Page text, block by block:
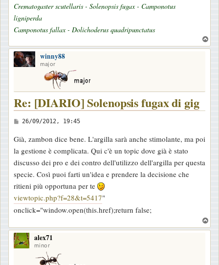
Crematogaster scutellaris - Solenopsis fugax - Camponotus
ligniperda
Camponotus fallax - Dolichoderus quadripunctatus
o
winny88
major
Re: [DIARIO] Solenopsis fugax di gig
M
s
s
a
g
g
i
o
26/09/2012, 19:45
Già, zambon dice bene. L'argilla sarà anche stimolante, ma poi
la gestione è complicata. Qui c'è un topic dove già è stato
discusso dei pro e dei contro dell'utilizzo dell'argilla per questa
specie. Così puoi farti un'idea e prendere la decisione che
ritieni più opportuna per te
viewtopic.php?f=28&t=5417"
onclick="window.open(this.href);return false;
o
alex71
minor